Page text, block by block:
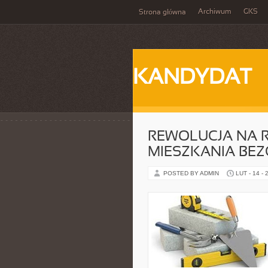
Strona główna Archiwum GKS
KANDYDAT
REWOLUCJA NA
MIESZKANIA
POSTED BY ADMIN LUT - 14 -